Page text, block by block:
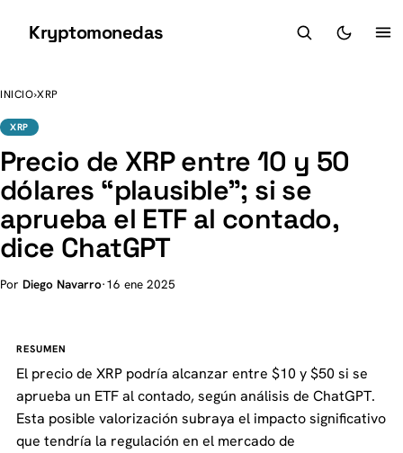
Kryptomonedas
INICIO›XRP
XRP
Precio de XRP entre 10 y 50
dólares “plausible”; si se
aprueba el ETF al contado,
dice ChatGPT
Por Diego Navarro·16 ene 2025
RESUMEN
El precio de XRP podría alcanzar entre $10 y $50 si se
aprueba un ETF al contado, según análisis de ChatGPT.
Esta posible valorización subraya el impacto significativo
que tendría la regulación en el mercado de